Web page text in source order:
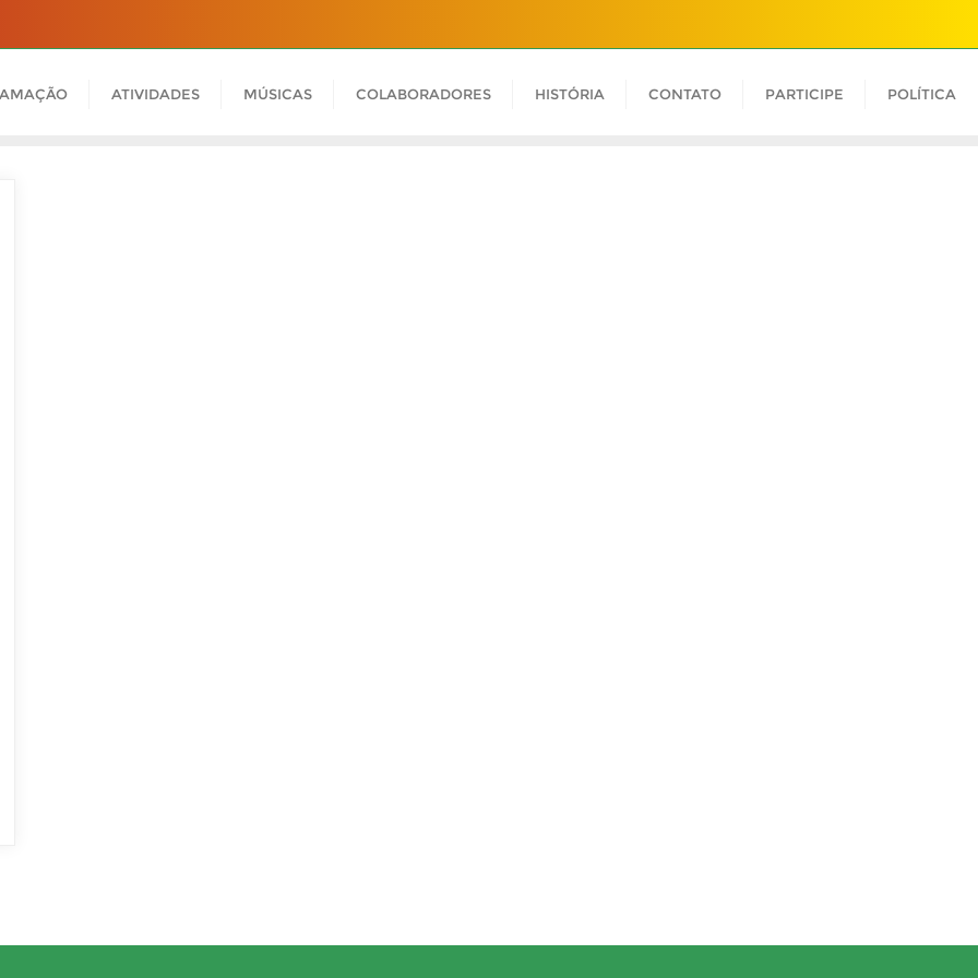
ATIVIDADES MÚSICAS COLABORADORES HISTÓRIA CONTATO PARTICIPE POLÍTICA